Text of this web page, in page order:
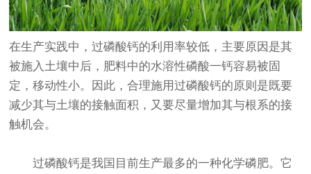
在生产实践中，过磷酸钙的利用率较低，主要原因是其
被施入土壤中后，肥料中的水溶性磷酸一钙容易被固
定，移动性小。因此，合理施用过磷酸钙的原则是既要
减少其与土壤的接触面积，又要尽量增加其与根系的接
触机会。
过磷酸钙是我国目前生产最多的一种化学磷肥。它